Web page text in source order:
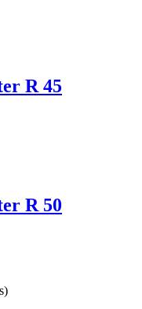
R 45
R 50